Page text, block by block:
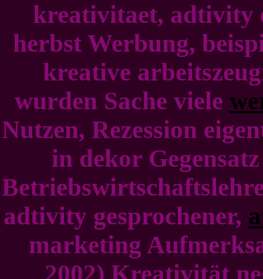
kreativitaet, adtivity
herbst Werbung,
kreative
wurden Sache viele
Nutzen, Rezession
in dekor
adtivity gesprochener,
marketing
2002) Kreativität